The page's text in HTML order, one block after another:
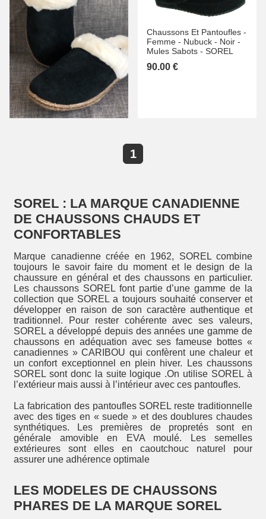
SOREL : LA MARQUE CANADIENNE
DE CHAUSSONS CHAUDS ET
CONFORTABLES
Marque canadienne créée en 1962, SOREL combine
toujours le savoir faire du moment et le design de la
chaussure en général et des chaussons en particulier.
Les chaussons SOREL font partie d’une gamme de la
collection que SOREL a toujours souhaité conserver et
développer en raison de son caractère authentique et
traditionnel. Pour rester cohérente avec ses valeurs,
SOREL a développé depuis des années une gamme de
chaussons en adéquation avec ses fameuse bottes «
canadiennes » CARIBOU qui confèrent une chaleur et
un confort exceptionnel en plein hiver. Les chaussons
SOREL sont donc la suite logique .On utilise SOREL à
l’extérieur mais aussi à l’intérieur avec ces pantoufles.
La fabrication des pantoufles SOREL reste traditionnelle
avec des tiges en « suede » et des doublures chaudes
synthétiques. Les premières de propretés sont en
générale amovible en EVA moulé. Les semelles
extérieures sont elles en caoutchouc naturel pour
assurer une adhérence optimale
LES MODELES DE CHAUSSONS
PHARES DE LA MARQUE SOREL
Chaussons Et Pantoufles -
Femme - Nubuck - Noir -
Mules Sabots - SOREL
90.00 €
1